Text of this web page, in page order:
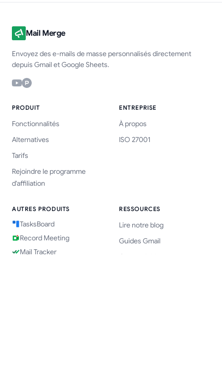
Mail Merge
Envoyez des e-mails de masse personnalisés directement
depuis Gmail et Google Sheets.
PRODUIT
Fonctionnalités
Alternatives
Tarifs
Rejoindre le programme
d'affiliation
ENTREPRISE
À propos
ISO 27001
AUTRES PRODUITS
TasksBoard
Record Meeting
Mail Tracker
RESSOURCES
Lire notre blog
Guides Gmail
Centre d'aide